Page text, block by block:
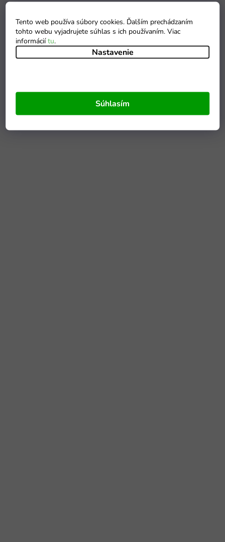
Tento web používa súbory cookies. Ďalším prechádzaním
tohto webu vyjadrujete súhlas s ich používaním. Viac
informáciítu.
Nastavenie
Súhlasím